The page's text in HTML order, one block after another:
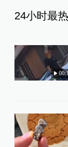
24小时最热